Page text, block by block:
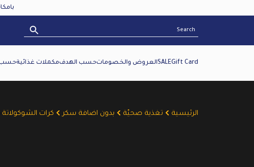
Gift Card
SALEالعروض والخصوماتحسب الهدفمكملات غذائيةحسب
الرئيسية تغذية صحيّة بدون اضافة سكر كرات الشوكولاتة